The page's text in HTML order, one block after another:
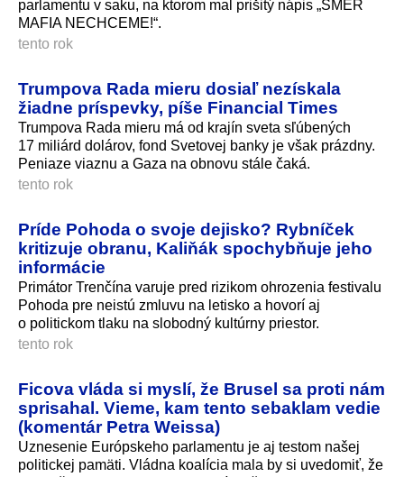
parlamentu v saku, na ktorom mal prišitý nápis „SMER
MAFIA NECHCEME!“.
tento rok
Trumpova Rada mieru dosiaľ nezískala
žiadne príspevky, píše Financial Times
Trumpova Rada mieru má od krajín sveta sľúbených
17 miliárd dolárov, fond Svetovej banky je však prázdny.
Peniaze viaznu a Gaza na obnovu stále čaká.
tento rok
Príde Pohoda o svoje dejisko? Rybníček
kritizuje obranu, Kaliňák spochybňuje jeho
informácie
Primátor Trenčína varuje pred rizikom ohrozenia festivalu
Pohoda pre neistú zmluvu na letisko a hovorí aj
o politickom tlaku na slobodný kultúrny priestor.
tento rok
Ficova vláda si myslí, že Brusel sa proti nám
sprisahal. Vieme, kam tento sebaklam vedie
(komentár Petra Weissa)
Uznesenie Európskeho parlamentu je aj testom našej
politickej pamäti. Vládna koalícia mala by si uvedomiť, že